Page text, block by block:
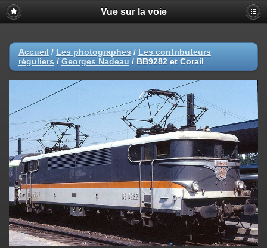
Vue sur la voie
Accueil / Les photographes / Les contributeurs
réguliers / Georges Nadeau / BB9282 et Corail